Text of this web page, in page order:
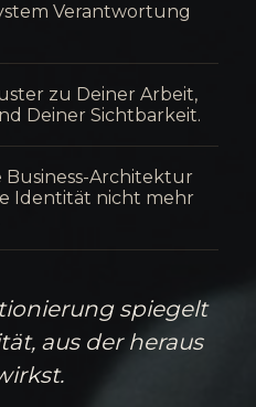
Verantwortung
zu Deiner Arbeit,
Deiner Sichtbarkeit.
Architektur
Identität nicht mehr
spiegelt
aus der heraus